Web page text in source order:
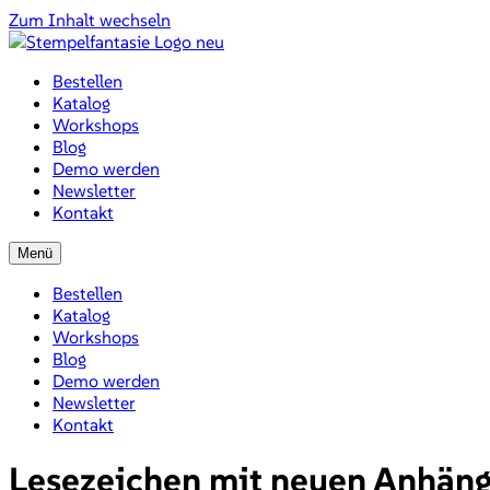
Zum Inhalt wechseln
Bestellen
Katalog
Workshops
Blog
Demo werden
Newsletter
Kontakt
Menü
Bestellen
Katalog
Workshops
Blog
Demo werden
Newsletter
Kontakt
Lesezeichen mit neuen